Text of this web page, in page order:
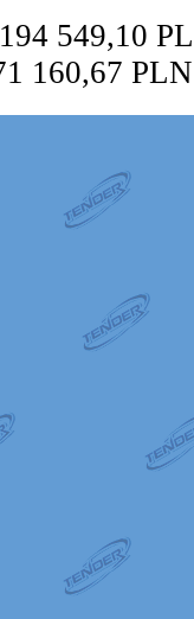
549,10
160,67 PLN